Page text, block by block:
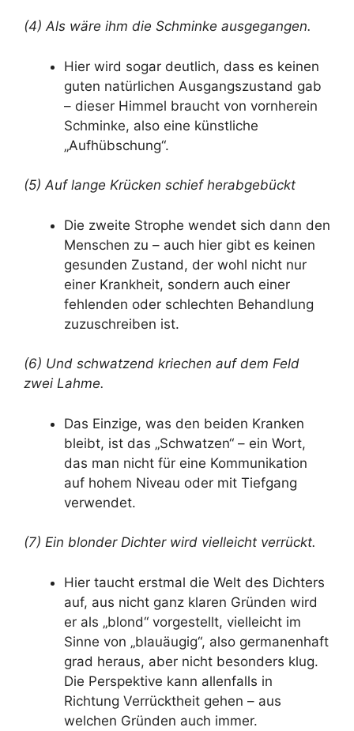
(4) Als wäre ihm die Schminke ausgegangen.
Hier wird sogar deutlich, dass es keinen
guten natürlichen Ausgangszustand gab
– dieser Himmel braucht von vornherein
Schminke, also eine künstliche
„Aufhübschung“.
(5) Auf lange Krücken schief herabgebückt
Die zweite Strophe wendet sich dann den
Menschen zu – auch hier gibt es keinen
gesunden Zustand, der wohl nicht nur
einer Krankheit, sondern auch einer
fehlenden oder schlechten Behandlung
zuzuschreiben ist.
(6) Und schwatzend kriechen auf dem Feld
zwei Lahme.
Das Einzige, was den beiden Kranken
bleibt, ist das „Schwatzen“ – ein Wort,
das man nicht für eine Kommunikation
auf hohem Niveau oder mit Tiefgang
verwendet.
(7) Ein blonder Dichter wird vielleicht verrückt.
Hier taucht erstmal die Welt des Dichters
auf, aus nicht ganz klaren Gründen wird
er als „blond“ vorgestellt, vielleicht im
Sinne von „blauäugig“, also germanenhaft
grad heraus, aber nicht besonders klug.
Die Perspektive kann allenfalls in
Richtung Verrücktheit gehen – aus
welchen Gründen auch immer.